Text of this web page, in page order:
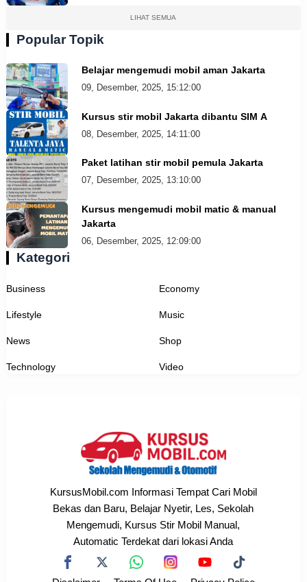
LIHAT SEMUA
Popular Topik
Belajar mengemudi mobil aman Jakarta
09, Desember, 2025, 15:12:00
Kursus stir mobil Jakarta dibantu SIM A
08, Desember, 2025, 14:11:00
Paket latihan stir mobil pemula Jakarta
07, Desember, 2025, 13:10:00
Kursus mengemudi mobil matic & manual
Jakarta
06, Desember, 2025, 12:09:00
Kategori
Business Economy
Lifestyle Music
News Shop
Technology Video
KursusMobil.com Informasi Tempat Cari Mobil
Bekas dan Baru, Belajar Nyetir, Les, Sekolah
Mengemudi, Kursus Stir Mobil Manual,
Automatic Terdekat dari lokasi Anda